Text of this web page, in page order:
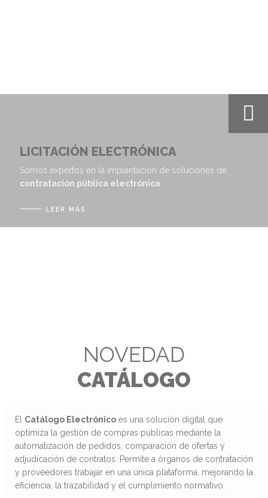
LICITACIÓN ELECTRÓNICA
Somos expertos en la implantación de soluciones de
contratación pública electrónica.
LEER MÁS
NOVEDAD
CATÁLOGO
El Catálogo Electrónico es una solución digital que
optimiza la gestión de compras públicas mediante la
automatización de pedidos, comparación de ofertas y
adjudicación de contratos. Permite a órganos de contratación
y proveedores trabajar en una única plataforma, mejorando la
eficiencia, la trazabilidad y el cumplimiento normativo.